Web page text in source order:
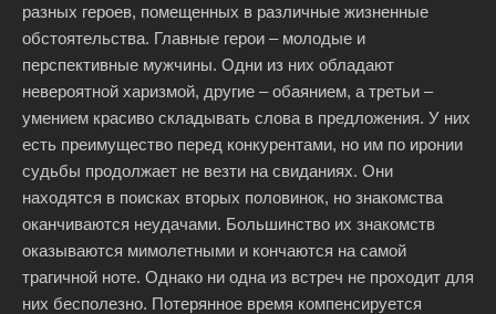
разных героев, помещенных в различные жизненные
обстоятельства. Главные герои – молодые и
перспективные мужчины. Одни из них обладают
невероятной харизмой, другие – обаянием, а третьи –
умением красиво складывать слова в предложения. У них
есть преимущество перед конкурентами, но им по иронии
судьбы продолжает не везти на свиданиях. Они
находятся в поисках вторых половинок, но знакомства
оканчиваются неудачами. Большинство их знакомств
оказываются мимолетными и кончаются на самой
трагичной ноте. Однако ни одна из встреч не проходит для
них бесполезно. Потерянное время компенсируется